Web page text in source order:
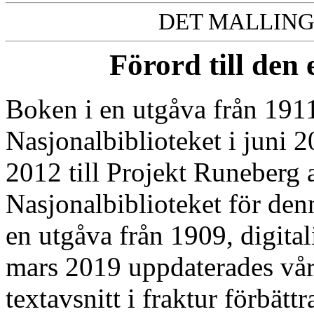
DET
Förord till den
Boken i en utgåva från
Nasjonalbiblioteket i juni
2012 till Projekt
Nasjonalbiblioteket för
en utgåva från 1909,
mars 2019 uppdaterades
textavsnitt i fraktur